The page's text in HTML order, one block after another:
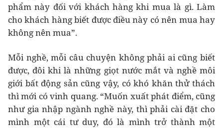
phẩm này đối với khách hàng khi mua là gì. Làm
cho khách hàng biết được điều này có nên mua hay
không nên mua”.
Mỗi nghề, mỗi câu chuyện không phải ai cũng biết
được, đôi khi là những giọt nước mắt và nghề môi
giới bất động sản cũng vậy, có khó khăn thử thách
thì mới có vinh quang. “Muốn xuất phát điểm, cũng
như gia nhập ngành nghề này, thì phải cài đặt cho
mình một cái tư duy, đó là mình trở thành một